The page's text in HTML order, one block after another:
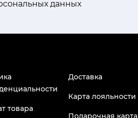
данных
товара
Доставка
Карта лояльности
Подарочная карта